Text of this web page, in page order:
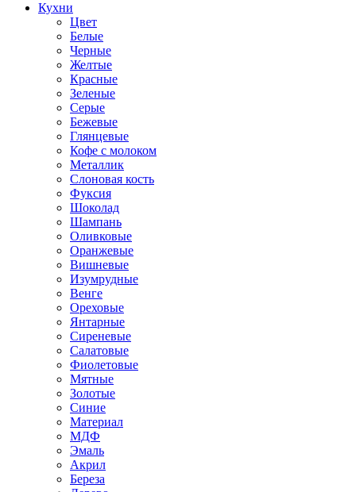
Кухни
Цвет
Белые
Черные
Желтые
Красные
Зеленые
Серые
Бежевые
Глянцевые
Кофе с молоком
Металлик
Слоновая кость
Фуксия
Шоколад
Шампань
Оливковые
Оранжевые
Вишневые
Изумрудные
Венге
Ореховые
Янтарные
Сиреневые
Салатовые
Фиолетовые
Мятные
Золотые
Синие
Материал
МДФ
Эмаль
Акрил
Береза